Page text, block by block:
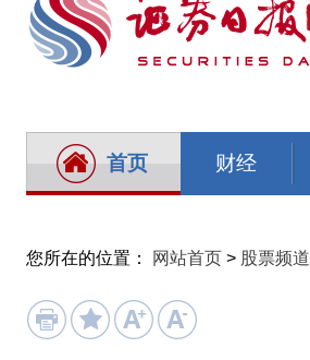
首页 财经
您所在的位置： 网站首页 > 股票频道